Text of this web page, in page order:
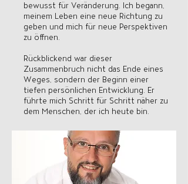
bewusst für Veränderung. Ich begann,
meinem Leben eine neue Richtung zu
geben und mich für neue Perspektiven
zu öffnen.
Rückblickend war dieser
Zusammenbruch nicht das Ende eines
Weges, sondern der Beginn einer
tiefen persönlichen Entwicklung. Er
führte mich Schritt für Schritt näher zu
dem Menschen, der ich heute bin.